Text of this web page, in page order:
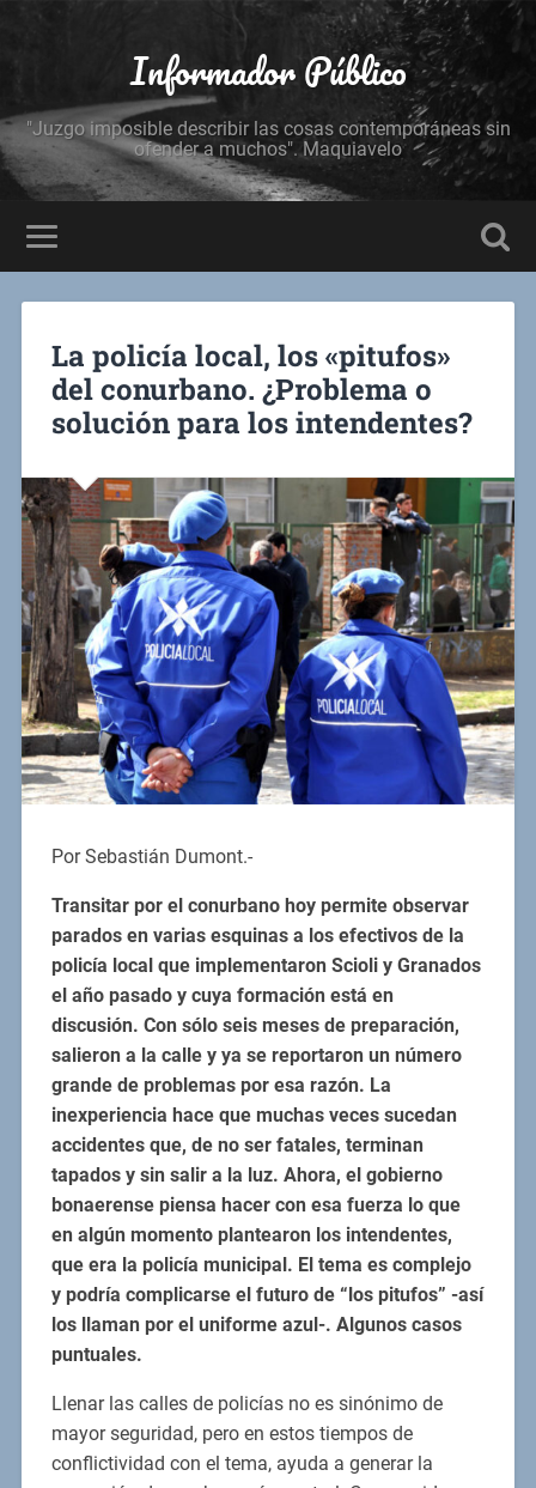
Informador Público
"Juzgo imposible describir las cosas contemporáneas sin
ofender a muchos". Maquiavelo
La policía local, los «pitufos»
del conurbano. ¿Problema o
solución para los intendentes?
Por Sebastián Dumont.-
Transitar por el conurbano hoy permite observar
parados en varias esquinas a los efectivos de la
policía local que implementaron Scioli y Granados
el año pasado y cuya formación está en
discusión. Con sólo seis meses de preparación,
salieron a la calle y ya se reportaron un número
grande de problemas por esa razón. La
inexperiencia hace que muchas veces sucedan
accidentes que, de no ser fatales, terminan
tapados y sin salir a la luz. Ahora, el gobierno
bonaerense piensa hacer con esa fuerza lo que
en algún momento plantearon los intendentes,
que era la policía municipal. El tema es complejo
y podría complicarse el futuro de “los pitufos” -así
los llaman por el uniforme azul-. Algunos casos
puntuales.
Llenar las calles de policías no es sinónimo de
mayor seguridad, pero en estos tiempos de
conflictividad con el tema, ayuda a generar la